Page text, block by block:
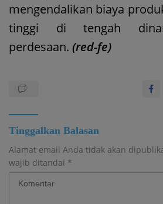
mengendalikan biaya
tinggi di tengah
perdesaan. (red-fe)
Tinggalkan Balasan
Alamat email Anda tidak akan
wajib ditandai *